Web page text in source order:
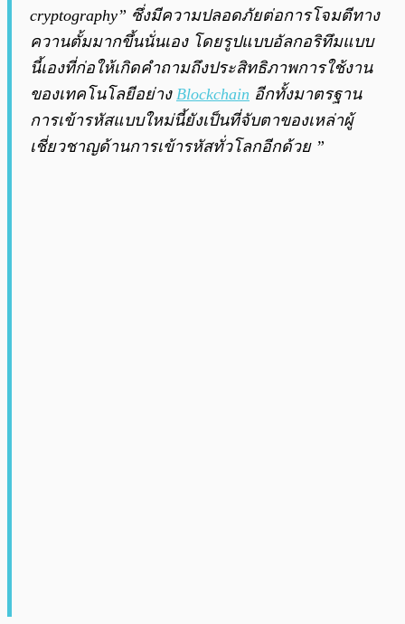
cryptography” ซึ่งมีความปลอดภัยต่อการโจมตีทาง
ควานตั้มมากขึ้นนั่นเอง โดยรูปแบบอัลกอริทึมแบบ
นี้เองที่ก่อให้เกิดคำถามถึงประสิทธิภาพการใช้งาน
ของเทคโนโลยีอย่าง Blockchain อีกทั้งมาตรฐาน
การเข้ารหัสแบบใหม่นี้ยังเป็นที่จับตาของเหล่าผู้
เชี่ยวชาญด้านการเข้ารหัสทั่วโลกอีกด้วย ”